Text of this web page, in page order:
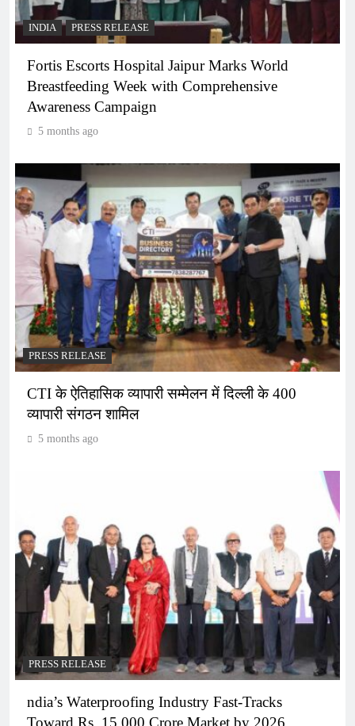
INDIA PRESS RELEASE
Fortis Escorts Hospital Jaipur Marks World
Breastfeeding Week with Comprehensive
Awareness Campaign
5 months ago
PRESS RELEASE
CTI के ऐतिहासिक व्यापारी सम्मेलन में दिल्ली के 400
व्यापारी संगठन शामिल
5 months ago
PRESS RELEASE
ndia’s Waterproofing Industry Fast-Tracks
Toward Rs. 15,000 Crore Market by 2026